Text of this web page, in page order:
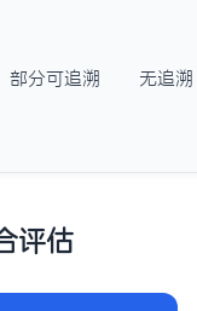
部分可追溯 无追溯
评估